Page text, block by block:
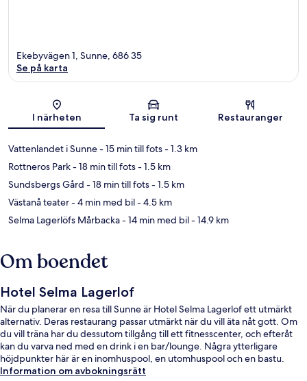
Karta
Ekebyvägen 1, Sunne, 686 35
Se på karta
I närheten Ta sig runt Restauranger
Vattenlandet i Sunne- 15 min till fots- 1.3 km
Rottneros Park- 18 min till fots- 1.5 km
Sundsbergs Gård - 18 min till fots- 1.5 km
Västanå teater- 4 min med bil- 4.5 km
Selma Lagerlöfs Mårbacka- 14 min med bil- 14.9 km
Om boendet
Hotel Selma Lagerlof
När du planerar en resa till Sunne är Hotel Selma Lagerlof ett utmärkt
alternativ. Deras restaurang passar utmärkt när du vill äta nåt gott. Om
du vill träna har du dessutom tillgång till ett fitnesscenter, och efteråt
kan du varva ned med en drink i en bar/lounge. Några ytterligare
höjdpunkter här är en inomhuspool, en utomhuspool och en bastu.
Information om avbokningsrätt